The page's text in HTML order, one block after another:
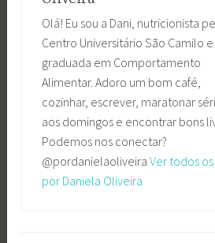
Olá! Eu sou a Dani, nutricionista
Centro Universitário São Camilo
graduada em Comportamento
Alimentar. Adoro um bom café,
cozinhar, escrever, maratonar
aos domingos e encontrar bons
Podemos nos conectar?
@pordanielaoliveira Ver todos
por Daniela Oliveira